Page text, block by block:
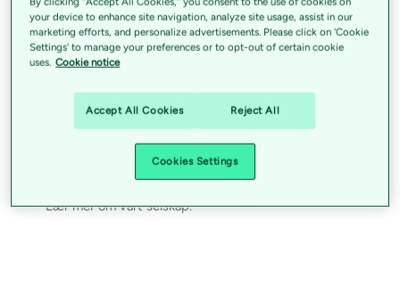
Vi forenkler hverdagen med
teknologi.
Lær mer om vårt selskap.
your device to enhance site navigation, analyze site usage, assist in our
marketing efforts, and personalize advertisements. Please click on 'Cookie
Settings' to manage your preferences or to opt-out of certain cookie
uses. Cookie notice
Accept All Cookies Reject All
Cookies Settings